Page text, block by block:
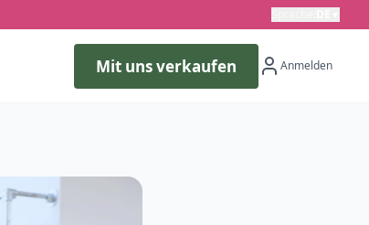
Mit uns verkaufen Anmelden